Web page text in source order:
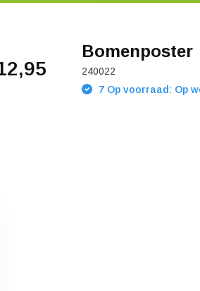
Bomenposter
240022
7 Op voorraad: Op